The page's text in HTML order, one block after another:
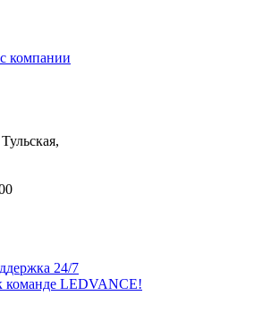
компании
24/7
команде LEDVANCE!